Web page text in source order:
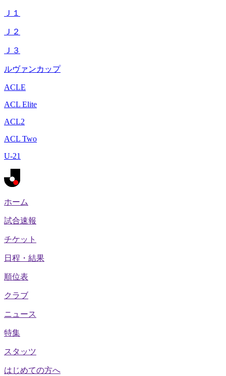
Ｊ１
Ｊ２
Ｊ３
ルヴァンカップ
ACLE
ACL Elite
ACL2
ACL Two
U-21
ホーム
試合速報
チケット
日程・結果
順位表
クラブ
ニュース
特集
スタッツ
はじめての方へ